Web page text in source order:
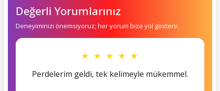
Değerli Yorumlarınız
Deneyiminizi önemsiyoruz; her yorum bize yol gösterir.
★ ★ ★ ★ ★
Perdelerim geldi, tek kelimeyle mükemmel.